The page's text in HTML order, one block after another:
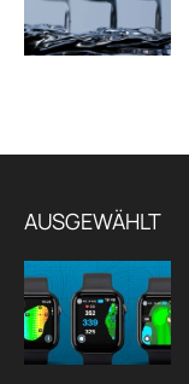
AUSGEWÄHLT